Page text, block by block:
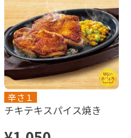
辛さ１
チキテキスパイス焼き